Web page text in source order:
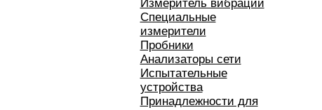
Измеритель вибрации
Специальные
измерители
Пробники
Анализаторы сети
Испытательные
устройства
Принадлежности для